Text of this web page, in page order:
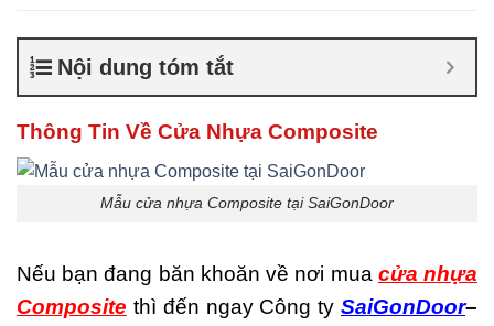
,Sản
xuất cửa nhựa composite
Nội dung tóm tắt
Thông Tin Về Cửa Nhựa Composite
Mẫu cửa nhựa Composite tại SaiGonDoor
Nếu bạn đang băn khoăn về nơi mua cửa nhựa
Composite thì đến ngay Công ty SaiGonDoor–